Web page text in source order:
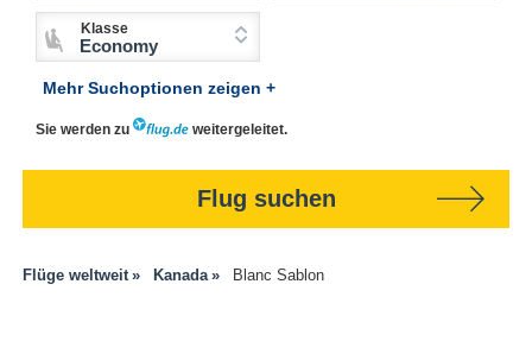
Klasse
Economy
Mehr Suchoptionen zeigen +
Sie werden zu weitergeleitet.
Flug suchen
Flüge weltweit Kanada Blanc Sablon